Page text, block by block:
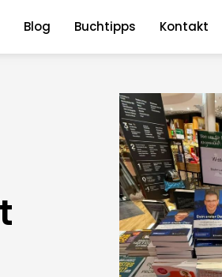
Blog Buchtipps Kontakt